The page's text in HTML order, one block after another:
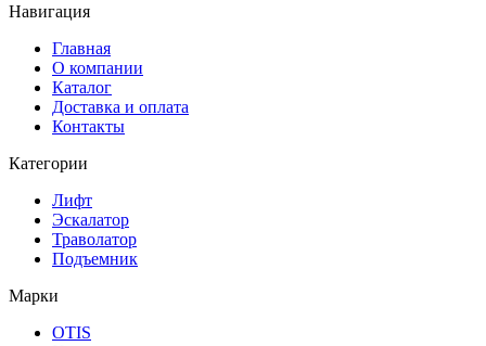
Навигация
Главная
О компании
Каталог
Доставка и оплата
Контакты
Категории
Лифт
Эскалатор
Траволатор
Подъемник
Марки
OTIS